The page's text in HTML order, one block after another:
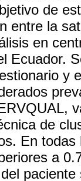
de
entre la
en
Ecuador.
y
de
En
a